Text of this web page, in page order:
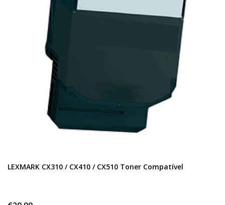
LEXMARK CX310 / CX410 / CX510 Toner Compatível